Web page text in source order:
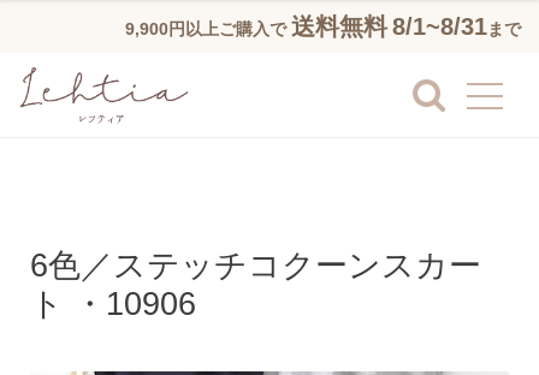
9,900円以上ご購入で 送料無料8/1~8/31まで
6色／ステッチコクーンスカー
ト ・10906